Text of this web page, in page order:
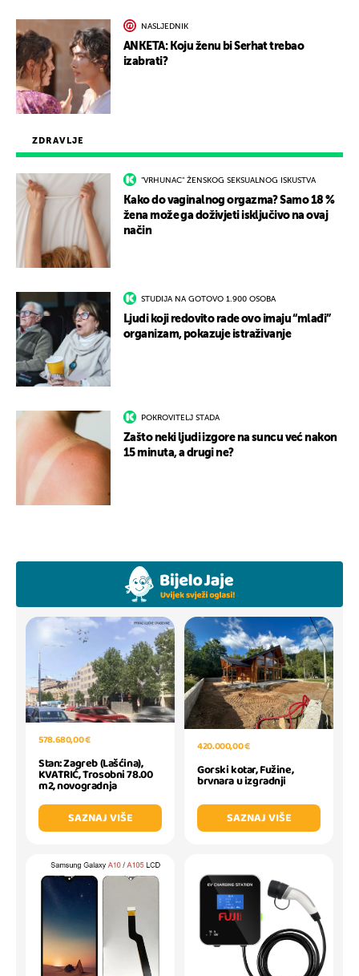
ZDRAVLJE
"VRHUNAC" ŽENSKOG SEKSUALNOG ISKUSTVA
Kako do vaginalnog orgazma? Samo 18 %
žena može ga doživjeti isključivo na ovaj
način
STUDIJA NA GOTOVO 1.900 OSOBA
Ljudi koji redovito rade ovo imaju “mlađi”
organizam, pokazuje istraživanje
POKROVITELJ STADA
Zašto neki ljudi izgore na suncu već nakon
15 minuta, a drugi ne?
NASLJEDNIK
ANKETA: Koju ženu bi Serhat trebao
izabrati?
578.680,00 €
Stan: Zagreb (Lašćina),
KVATRIĆ, Trosobni 78.00
m2, novogradnja
SAZNAJ VIŠE
420.000,00 €
Gorski kotar, Fužine,
brvnara u izgradnji
SAZNAJ VIŠE